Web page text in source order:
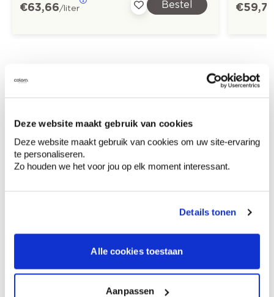
Deze website maakt gebruik van cookies
Deze website maakt gebruik van cookies om uw site-ervaring
te personaliseren.
Zo houden we het voor jou op elk moment interessant.
Details tonen
Alle cookies toestaan
Aanpassen
€ 63,66/liter Bestel €
Blauw
Trendkleuren-2024
Ga samen met de kleuradviseur door je
en je meubels.
Krijg ineens een technologische check-up
van je muren.